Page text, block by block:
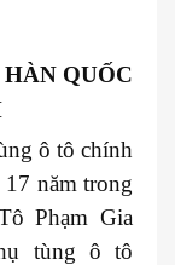
QUỐC
ô tô chính
năm trong
Phạm Gia
tùng ô tô